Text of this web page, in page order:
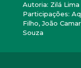
Autoria: Zilá Lima
Participações:
Filho, João
Souza